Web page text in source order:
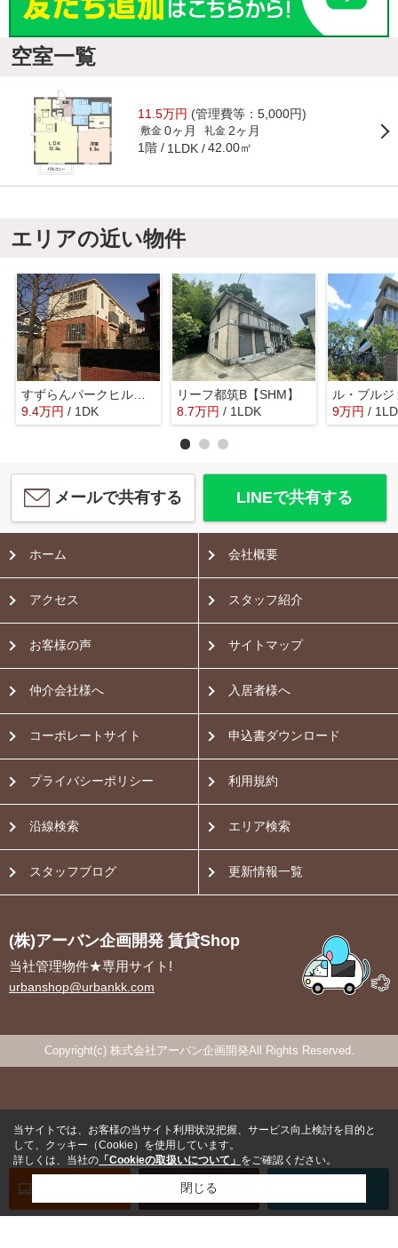
空室一覧
11.5万円 (管理費等：5,000円)
敷金 0ヶ月 礼金 2ヶ月
1階 1LDK 42.00㎡
エリアの近い物件
すずらんパークヒルズ【SHM】
9.4万円 / 1DK
リーフ都筑B【SHM】
8.7万円 / 1LDK 9万円 /
メールで共有する LINEで共有する
お問い合わせ
ホーム 会社概要
アクセス スタッフ紹介
お客様の声 サイトマップ
仲介会社様へ 入居者様へ
コーポレートサイト 申込書ダウンロード
プライバシーポリシー 利用規約
沿線検索 エリア検索
スタッフブログ 更新情報一覧
(株)アーバン企画開発 賃貸Shop
当社管理物件★専用サイト!
urbanshop@urbankk.com
Copyright(c) 株式会社アーバン企画開発All Rights Reserved.
当サイトでは、お客様の当サイト利用状況把握、サービス向上検討を目的と
して、クッキー（Cookie）を使用しています。
詳しくは、当社の 「Cookieの取扱いについて」 をご確認ください。
閉じる